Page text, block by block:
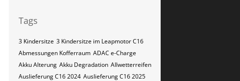
Tags
3 Kindersitze 3 Kindersitze im Leapmotor C16
Abmessungen Kofferraum ADAC e-Charge
Akku Alterung Akku Degradation Allwetterreifen
Auslieferung C16 2024 Auslieferung C16 2025